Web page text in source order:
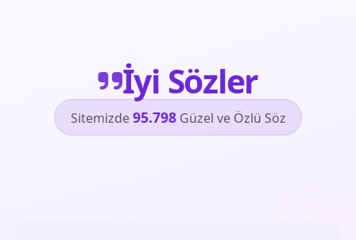
İyi Sözler
Sitemizde95.798Güzel ve Özlü Söz